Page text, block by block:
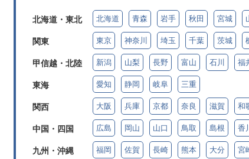
北海道・東北 北海道 青森 岩手 秋田 宮城
関東 東京 神奈川 埼玉 千葉 茨城
甲信越・北陸 新潟 山梨 長野 富山 石川 福
東海 愛知 静岡 岐阜 三重
関西 大阪 兵庫 京都 奈良 滋賀 和
中国・四国 広島 岡山 山口 鳥取 島根 香
九州・沖縄 福岡 佐賀 長崎 熊本 大分 宮